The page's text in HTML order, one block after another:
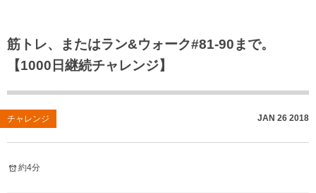
筋トレ、またはラン&ウォーク#81-90まで。
【1000日継続チャレンジ】
チャレンジ JAN 26 2018
約4分
TOEIC800点への道
TOEIC（作戦・ノウハウなど）
TOEIC700点への道
英単語
川越（埼玉県）
沖縄
神戸
行ってきたあれこれ
コスメ
ダイエット
健康あれこれ
美容あれこれ
今日の一枚
月、星、宇宙